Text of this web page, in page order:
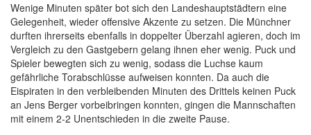
Wenige Minuten später bot sich den Landeshauptstädtern eine
Gelegenheit, wieder offensive Akzente zu setzen. Die Münchner
durften ihrerseits ebenfalls in doppelter Überzahl agieren, doch im
Vergleich zu den Gastgebern gelang ihnen eher wenig. Puck und
Spieler bewegten sich zu wenig, sodass die Luchse kaum
gefährliche Torabschlüsse aufweisen konnten. Da auch die
Eispiraten in den verbleibenden Minuten des Drittels keinen Puck
an Jens Berger vorbeibringen konnten, gingen die Mannschaften
mit einem 2-2 Unentschieden in die zweite Pause.